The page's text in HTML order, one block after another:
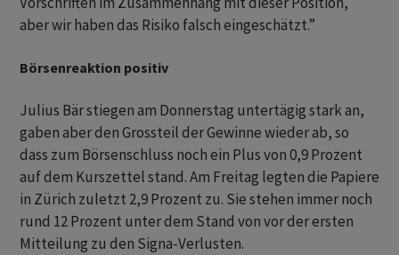
aber wir haben das Risiko falsch eingeschätzt.”
Börsenreaktion positiv
Julius Bär stiegen am Donnerstag untertägig stark an,
gaben aber den Grossteil der Gewinne wieder ab, so
dass zum Börsenschluss noch ein Plus von 0,9 Prozent
auf dem Kurszettel stand. Am Freitag legten die Papiere
in Zürich zuletzt 2,9 Prozent zu. Sie stehen immer noch
rund 12 Prozent unter dem Stand von vor der ersten
Mitteilung zu den Signa-Verlusten.